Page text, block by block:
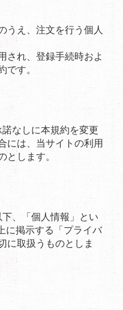
うえ、注文を行う個人
され、登録手続時およ
です。
諾なしに本規約を変更
には、当サイトの利用
とします。
下、「個人情報」とい
に掲示する「プライバ
に取扱うものとしま